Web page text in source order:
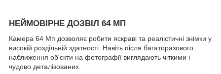
НЕЙМОВІРНЕ ДОЗВІЛ 64 МП
Камера 64 Мп дозволяє робити яскраві та реалістичні знімки у
високій роздільній здатності. Навіть після багаторазового
наближення об'єкти на фотографії виглядають чіткими і
чудово деталізованих.